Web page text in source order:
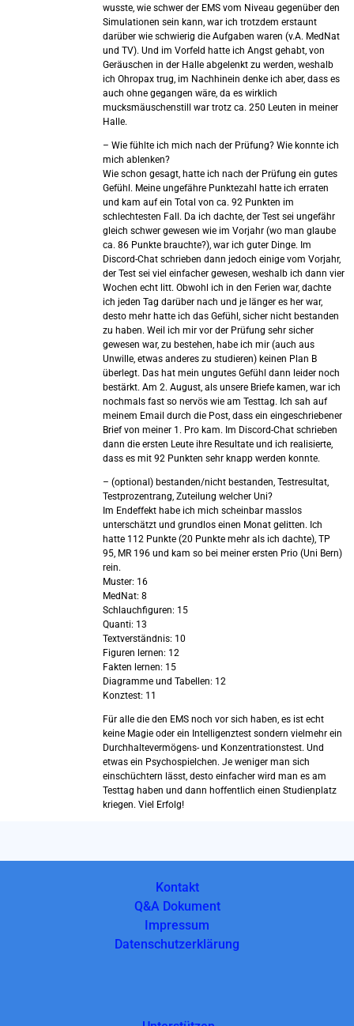
wusste, wie schwer der EMS vom Niveau gegenüber den
Simulationen sein kann, war ich trotzdem erstaunt
darüber wie schwierig die Aufgaben waren (v.A. MedNat
und TV). Und im Vorfeld hatte ich Angst gehabt, von
Geräuschen in der Halle abgelenkt zu werden, weshalb
ich Ohropax trug, im Nachhinein denke ich aber, dass es
auch ohne gegangen wäre, da es wirklich
mucksmäuschenstill war trotz ca. 250 Leuten in meiner
Halle.
– Wie fühlte ich mich nach der Prüfung? Wie konnte ich
mich ablenken?
Wie schon gesagt, hatte ich nach der Prüfung ein gutes
Gefühl. Meine ungefähre Punktezahl hatte ich erraten
und kam auf ein Total von ca. 92 Punkten im
schlechtesten Fall. Da ich dachte, der Test sei ungefähr
gleich schwer gewesen wie im Vorjahr (wo man glaube
ca. 86 Punkte brauchte?), war ich guter Dinge. Im
Discord-Chat schrieben dann jedoch einige vom Vorjahr,
der Test sei viel einfacher gewesen, weshalb ich dann vier
Wochen echt litt. Obwohl ich in den Ferien war, dachte
ich jeden Tag darüber nach und je länger es her war,
desto mehr hatte ich das Gefühl, sicher nicht bestanden
zu haben. Weil ich mir vor der Prüfung sehr sicher
gewesen war, zu bestehen, habe ich mir (auch aus
Unwille, etwas anderes zu studieren) keinen Plan B
überlegt. Das hat mein ungutes Gefühl dann leider noch
bestärkt. Am 2. August, als unsere Briefe kamen, war ich
nochmals fast so nervös wie am Testtag. Ich sah auf
meinem Email durch die Post, dass ein eingeschriebener
Brief von meiner 1. Pro kam. Im Discord-Chat schrieben
dann die ersten Leute ihre Resultate und ich realisierte,
dass es mit 92 Punkten sehr knapp werden konnte.
– (optional) bestanden/nicht bestanden, Testresultat,
Testprozentrang, Zuteilung welcher Uni?
Im Endeffekt habe ich mich scheinbar masslos
unterschätzt und grundlos einen Monat gelitten. Ich
hatte 112 Punkte (20 Punkte mehr als ich dachte), TP
95, MR 196 und kam so bei meiner ersten Prio (Uni Bern)
rein.
Muster: 16
MedNat: 8
Schlauchfiguren: 15
Quanti: 13
Textverständnis: 10
Figuren lernen: 12
Fakten lernen: 15
Diagramme und Tabellen: 12
Konztest: 11
Für alle die den EMS noch vor sich haben, es ist echt
keine Magie oder ein Intelligenztest sondern vielmehr ein
Durchhaltevermögens- und Konzentrationstest. Und
etwas ein Psychospielchen. Je weniger man sich
einschüchtern lässt, desto einfacher wird man es am
Testtag haben und dann hoffentlich einen Studienplatz
kriegen. Viel Erfolg!
Kontakt
Q&A Dokument
Impressum
Datenschutzerklärung